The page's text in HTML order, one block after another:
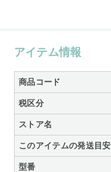
アイテム情報
商品コード
税区分
ストア名
このアイテムの発送目安
型番